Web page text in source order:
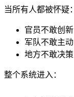
当所有人都被怀疑：
官员不敢创新
军队不敢主动
地方不敢决策
整个系统进入：